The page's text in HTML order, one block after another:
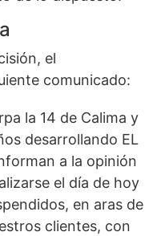
el
comunicado:
la 14 de Calima y
desarrollando EL
a la opinión
el día de hoy
en aras de
clientes, con